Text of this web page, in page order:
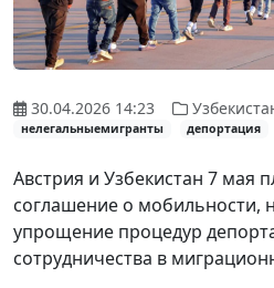
30.04.2026 14:23
нелегальныемигранты
депортация
Австрия и Узбекистан 7 мая
соглашение о мобильности,
упрощение процедур
сотрудничества в